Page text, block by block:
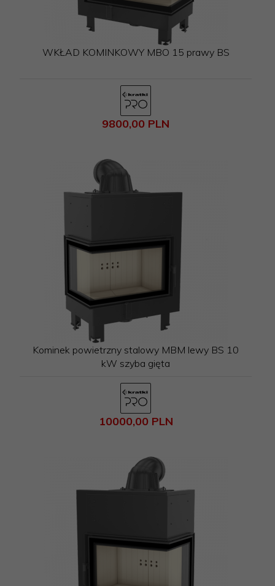
WKŁAD KOMINKOWY MBO 15 prawy BS
9800,00 PLN
Kominek powietrzny stalowy MBM lewy BS 10
kW szyba gięta
10000,00 PLN